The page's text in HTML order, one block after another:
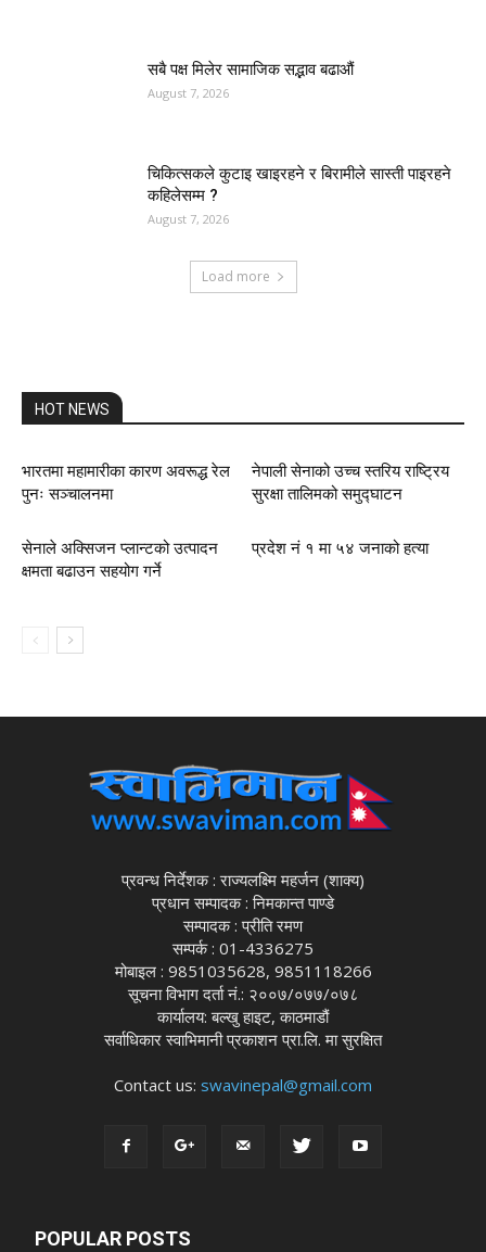
सबै पक्ष मिलेर सामाजिक सद्भाव बढाऔं
August 7, 2026
चिकित्सकले कुटाइ खाइरहने र बिरामीले सास्ती पाइरहने
कहिलेसम्म ?
August 7, 2026
Load more
HOT NEWS
भारतमा महामारीका कारण अवरूद्ध रेल
पुनः सञ्चालनमा
नेपाली सेनाको उच्च स्तरिय राष्ट्रिय
सुरक्षा तालिमको समुद्घाटन
सेनाले अक्सिजन प्लान्टको उत्पादन
क्षमता बढाउन सहयोग गर्ने
प्रदेश नं १ मा ५४ जनाको हत्या
प्रवन्ध निर्देशक : राज्यलक्ष्मि महर्जन (शाक्य)
प्रधान सम्पादक : निमकान्त पाण्डे
सम्पादक : प्रीति रमण
सम्पर्क : 01-4336275
मोबाइल : 9851035628, 9851118266
सूचना विभाग दर्ता नं.: २००७/०७७/०७८
कार्यालय: बल्खु हाइट, काठमाडौं
सर्वाधिकार स्वाभिमानी प्रकाशन प्रा.लि. मा सुरक्षित
Contact us: swavinepal@gmail.com
POPULAR POSTS